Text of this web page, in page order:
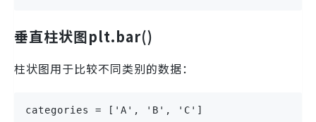
垂直柱状图plt.bar()
柱状图用于比较不同类别的数据：
categories = ['A', 'B', 'C']